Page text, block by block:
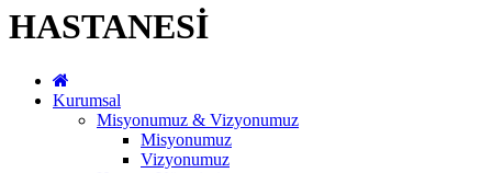
HASTANESİ
Kurumsal
Misyonumuz & Vizyonumuz
Misyonumuz
Vizyonumuz